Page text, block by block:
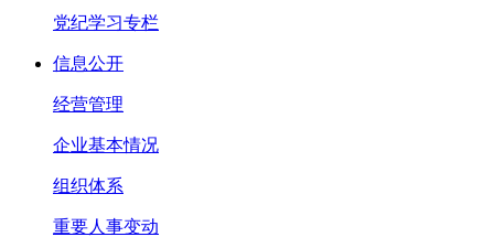
党纪学习专栏
信息公开
经营管理
企业基本情况
组织体系
重要人事变动